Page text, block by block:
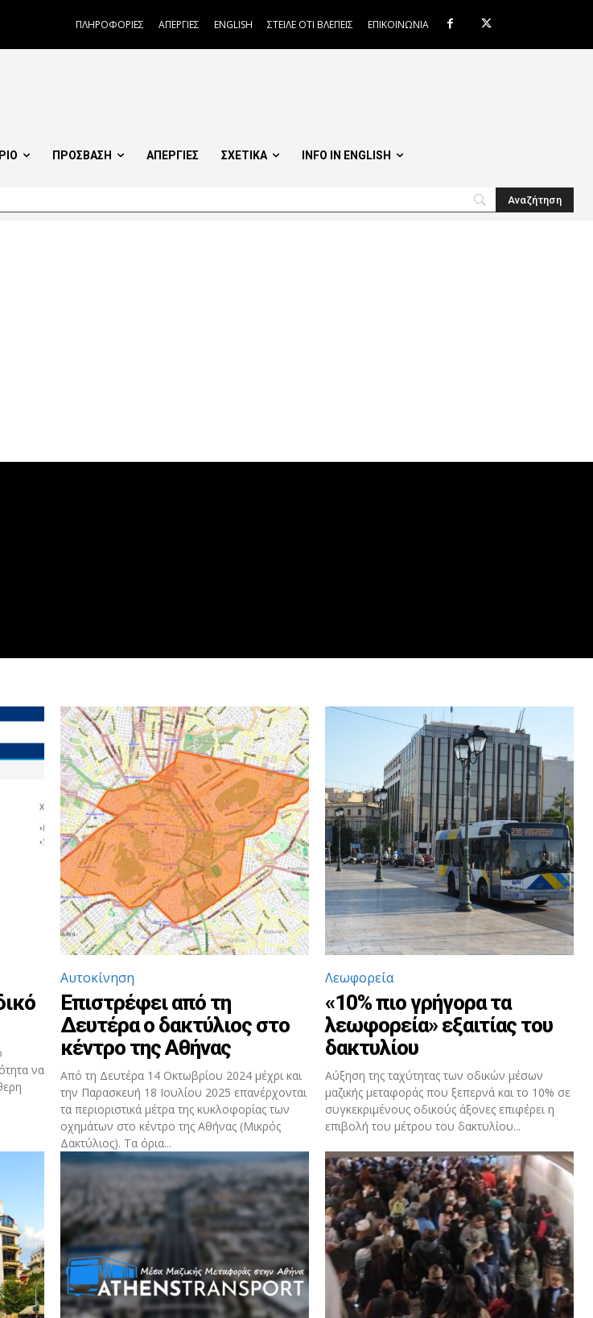
ΠΛΗΡΟΦΟΡΙΕΣ ΑΠΕΡΓΙΕΣ ENGLISH ΣΤΕΙΛΕ ΟΤΙ ΒΛΕΠΕΙΣ ΕΠΙΚΟΙΝΩΝΙΑ
ΠΡΟΣΒΑΣΗ ΑΠΕΡΓΙΕΣ ΣΧΕΤΙΚΑ INFO IN ENGLISH
να
Αυτοκίνηση
Επιστρέφει από τη
Δευτέρα ο δακτύλιος στο
κέντρο της Αθήνας
Από τη Δευτέρα 14 Οκτωβρίου 2024 μέχρι και
την Παρασκευή 18 Ιουλίου 2025 επανέρχονται
τα περιοριστικά μέτρα της κυκλοφορίας των
οχημάτων στο κέντρο της Αθήνας (Μικρός
Δακτύλιος). Τα όρια...
Λεωφορεία
«10% πιο γρήγορα τα
λεωφορεία» εξαιτίας του
δακτυλίου
Αύξηση της ταχύτητας των οδικών μέσων
μαζικής μεταφοράς που ξεπερνά και το 10% σε
συγκεκριμένους οδικούς άξονες επιφέρει η
επιβολή του μέτρου του δακτυλίου...